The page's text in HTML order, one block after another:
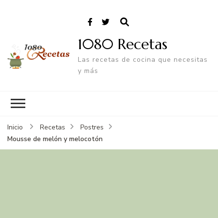
1080 Recetas
Las recetas de cocina que necesitas
y más
Inicio Recetas
Postres
Mousse de melón y melocotón